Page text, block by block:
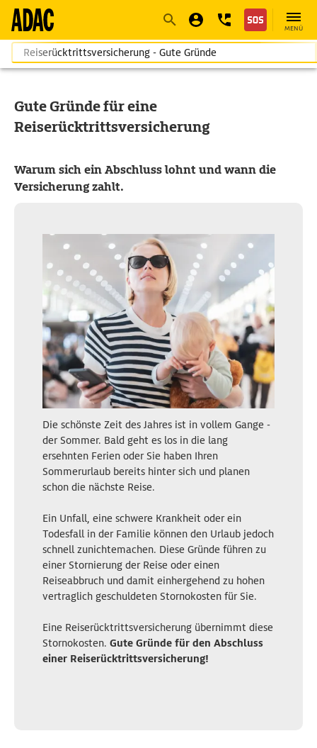
NavigationSuche
MENÜ
Reiserücktrittsversicherung - Gute Gründe
Gute Gründe für eine
Reiserücktrittsversicherung
Warum sich ein Abschluss lohnt und wann die
Versicherung zahlt.
Die schönste Zeit des Jahres ist in vollem Gange -
der Sommer. Bald geht es los in die lang
ersehnten Ferien oder Sie haben Ihren
Sommerurlaub bereits hinter sich und planen
schon die nächste Reise.
Ein Unfall, eine schwere Krankheit oder ein
Todesfall in der Familie können den Urlaub jedoch
schnell zunichtemachen. Diese Gründe führen zu
einer Stornierung der Reise oder einen
Reiseabbruch und damit einhergehend zu hohen
vertraglich geschuldeten Stornokosten für Sie.
Eine Reiserücktrittsversicherung übernimmt diese
Stornokosten. Gute Gründe für den Abschluss
einer Reiserücktrittsversicherung!